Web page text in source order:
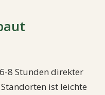
8 Stunden direkter
ist leichte